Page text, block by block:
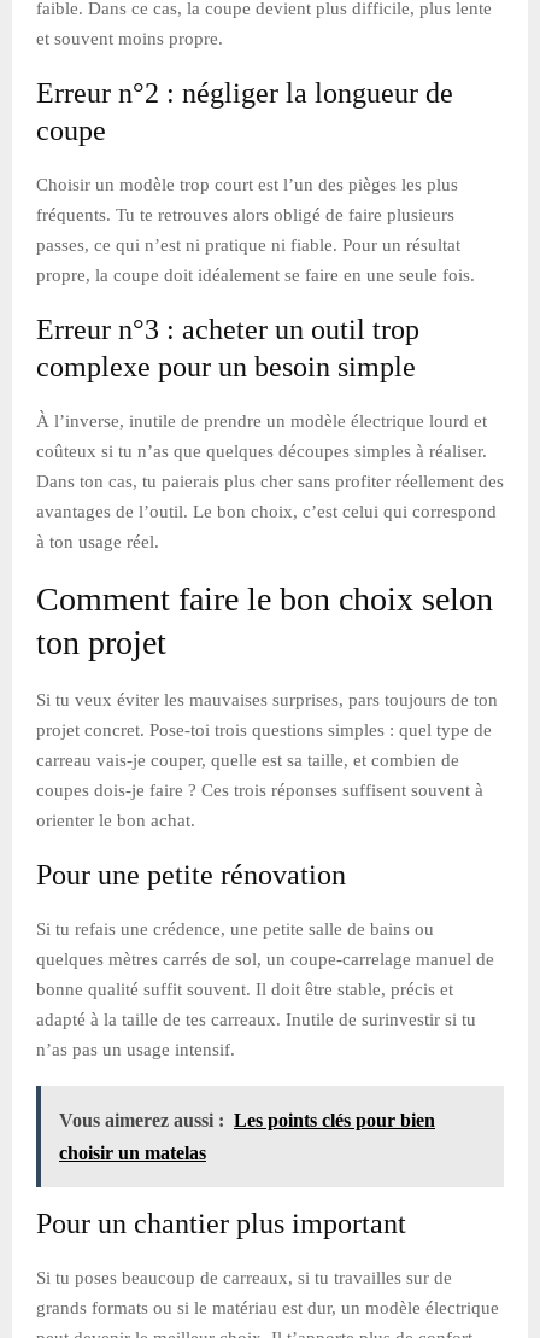
faible. Dans ce cas, la coupe devient plus difficile, plus lente
et souvent moins propre.
Erreur n°2 : négliger la longueur de
coupe
Choisir un modèle trop court est l’un des pièges les plus
fréquents. Tu te retrouves alors obligé de faire plusieurs
passes, ce qui n’est ni pratique ni fiable. Pour un résultat
propre, la coupe doit idéalement se faire en une seule fois.
Erreur n°3 : acheter un outil trop
complexe pour un besoin simple
À l’inverse, inutile de prendre un modèle électrique lourd et
coûteux si tu n’as que quelques découpes simples à réaliser.
Dans ton cas, tu paierais plus cher sans profiter réellement des
avantages de l’outil. Le bon choix, c’est celui qui correspond
à ton usage réel.
Comment faire le bon choix selon
ton projet
Si tu veux éviter les mauvaises surprises, pars toujours de ton
projet concret. Pose-toi trois questions simples : quel type de
carreau vais-je couper, quelle est sa taille, et combien de
coupes dois-je faire ? Ces trois réponses suffisent souvent à
orienter le bon achat.
Pour une petite rénovation
Si tu refais une crédence, une petite salle de bains ou
quelques mètres carrés de sol, un coupe-carrelage manuel de
bonne qualité suffit souvent. Il doit être stable, précis et
adapté à la taille de tes carreaux. Inutile de surinvestir si tu
n’as pas un usage intensif.
Vous aimerez aussi : Les points clés pour bien
choisir un matelas
Pour un chantier plus important
Si tu poses beaucoup de carreaux, si tu travailles sur de
grands formats ou si le matériau est dur, un modèle électrique